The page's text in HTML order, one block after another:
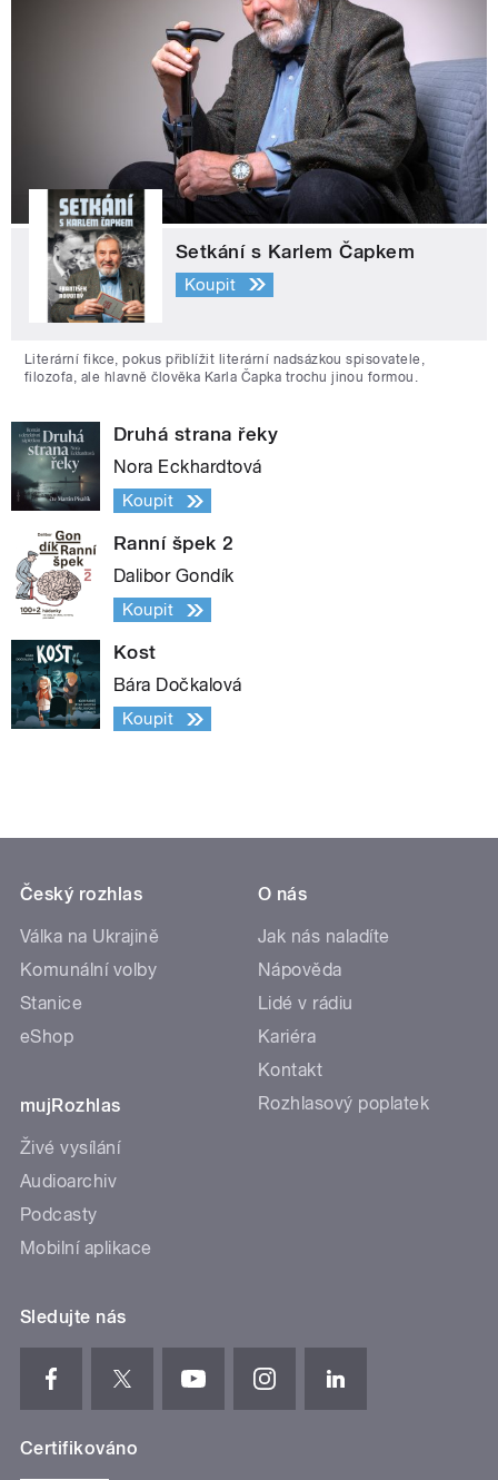
Setkání s Karlem Čapkem
Koupit
Literární fikce, pokus přiblížit literární nadsázkou spisovatele,
filozofa, ale hlavně člověka Karla Čapka trochu jinou formou.
Druhá strana řeky
Nora Eckhardtová
Koupit
Ranní špek 2
Dalibor Gondík
Koupit
Kost
Bára Dočkalová
Koupit
Český rozhlas
Válka na Ukrajině
Komunální volby
Stanice
eShop
mujRozhlas
Živé vysílání
Audioarchiv
Podcasty
Mobilní aplikace
O nás
Jak nás naladíte
Nápověda
Lidé v rádiu
Kariéra
Kontakt
Rozhlasový poplatek
Sledujte nás
Certifikováno